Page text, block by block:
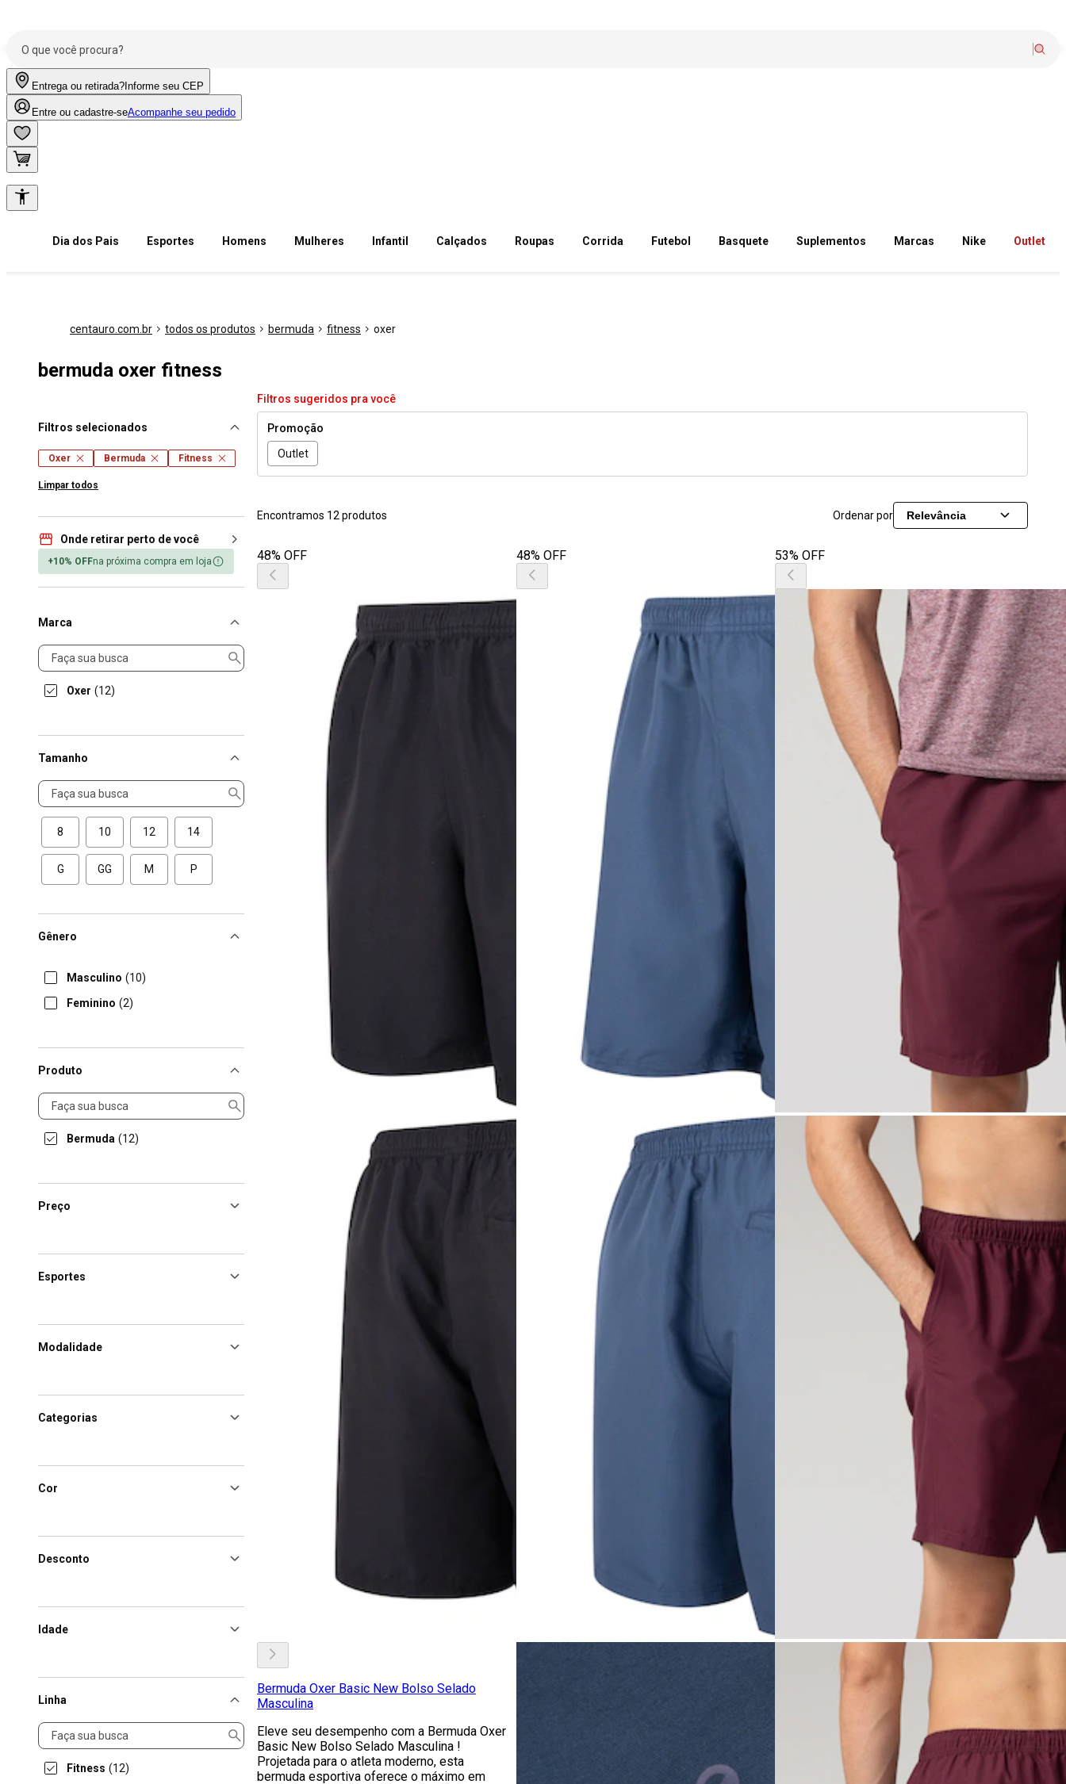
Entrega ou retirada? Informe seu CEP
Entre ou cadastre-seAcompanhe seu pedido
Dia dos Pais Esportes Homens Mulheres Infantil Calçados Roupas Corrida Futebol Basquete Suplementos Marcas Nike Outlet
centauro.com.br todos os produtos bermuda fitness oxer
bermuda oxer fitness
Filtros selecionados
Oxer Bermuda Fitness
Limpar todos
Onde retirar perto de você
+10% OFFna próxima compra em loja
Marca
Marca
Oxer (12)
Tamanho
Tamanho
8 10 12 14
G GG M P
Gênero
Masculino (10)
Feminino (2)
Produto
Produto
Bermuda (12)
Preço
Esportes
Modalidade
Categorias
Cor
Desconto
Idade
Linha
Linha
Fitness (12)
Filtros sugeridos pra você
Promoção
Outlet
Encontramos 12 produtos Ordenar por Relevância
48% OFF
Bermuda Oxer Basic New Bolso Selado
Masculina
Eleve seu desempenho com a Bermuda Oxer
Basic New Bolso Selado Masculina !
Projetada para o atleta moderno, esta
bermuda esportiva oferece o máximo em
48% OFF 53% OFF